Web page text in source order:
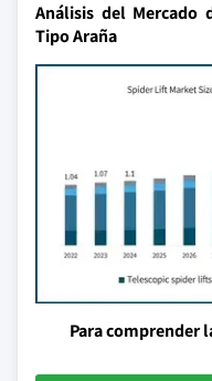
Análisis del Mercado
Tipo Araña
Para comprender